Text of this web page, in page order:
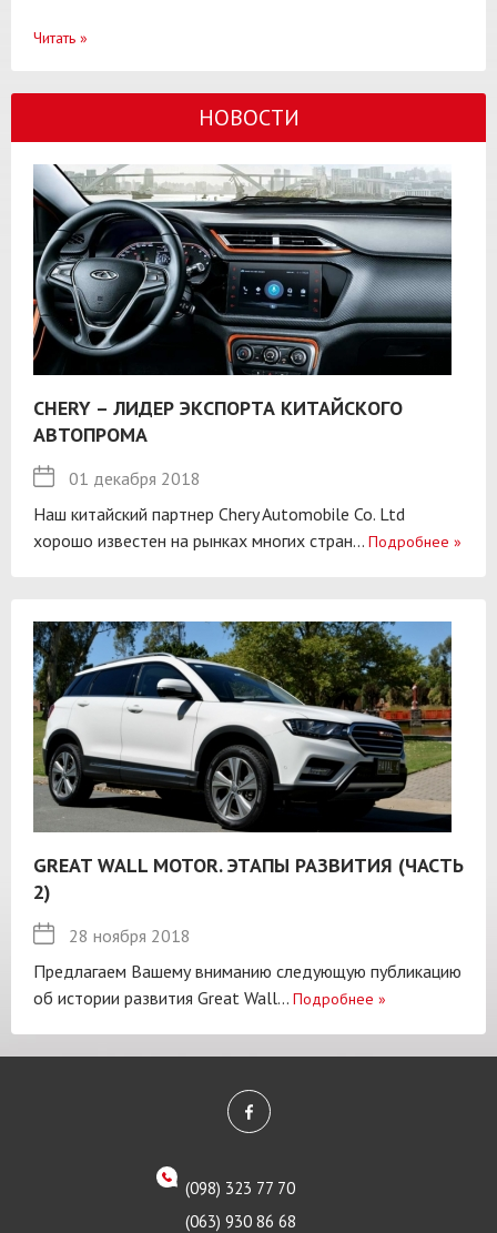
Читать »
НОВОСТИ
CHERY – ЛИДЕР ЭКСПОРТА КИТАЙСКОГО
АВТОПРОМА
01 декабря 2018
Наш китайский партнер Chery Automobile Co. Ltd
хорошо известен на рынках многих стран... Подробнее »
GREAT WALL MOTOR. ЭТАПЫ РАЗВИТИЯ (ЧАСТЬ
2)
28 ноября 2018
Предлагаем Вашему вниманию следующую публикацию
об истории развития Great Wall... Подробнее »
(098) 323 77 70
(063) 930 86 68